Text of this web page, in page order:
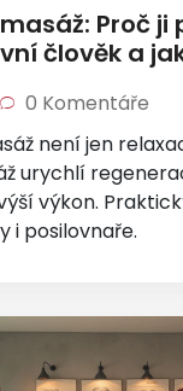
Proč ji
člověk a
0 Komentáře
není jen
urychlí
výkon.
i posilovnaře.